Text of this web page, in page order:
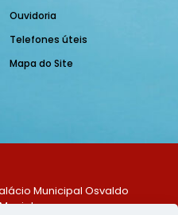
Ouvidoria
Telefones úteis
Mapa do Site
Palácio Municipal Osvaldo